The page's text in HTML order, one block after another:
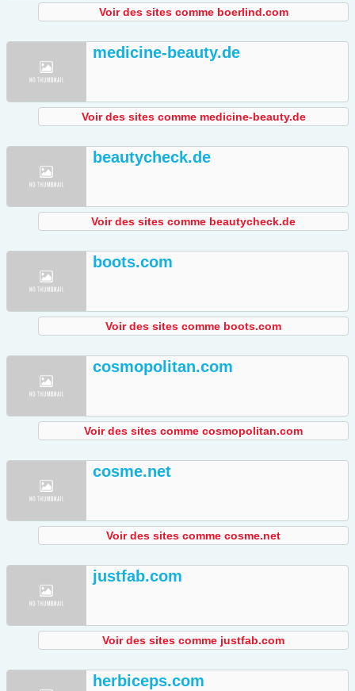
Voir des sites comme boerlind.com
medicine-beauty.de
Voir des sites comme medicine-beauty.de
beautycheck.de
Voir des sites comme beautycheck.de
boots.com
Voir des sites comme boots.com
cosmopolitan.com
Voir des sites comme cosmopolitan.com
cosme.net
Voir des sites comme cosme.net
justfab.com
Voir des sites comme justfab.com
herbiceps.com